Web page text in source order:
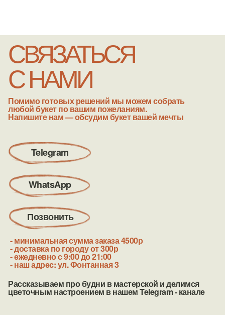
СВЯЗАТЬСЯ
С НАМИ
Помимо готовых решений мы можем собрать
любой букет по вашим пожеланиям.
Напишите нам — обсудим букет вашей мечты
Рассказываем про будни в мастерской и делимся
цветочным настроением в нашем Telegram - канале
WhatsApp
Telegram
- минимальная сумма заказа 4500р
- доставка по городу от 300р
- ежедневно с 9:00 до 21:00
- наш адрес: ул. Фонтанная 3
Позвонить